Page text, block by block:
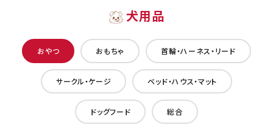
犬用品
おやつ おもちゃ 首輪・ハーネス・リード
サークル・ケージ ベッド・ハウス・マット
ドッグフード 総合